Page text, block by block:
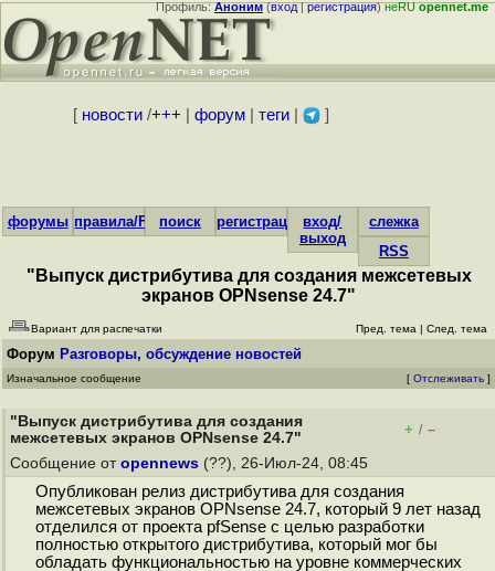
Профиль:Аноним(вход|регистрация)неRUopennet.me
[ новости/+++ форум| теги| ]
форумы правила/FAQпоиск регистрациявход/
выход
слежка
RSS
"Выпуск дистрибутива для создания межсетевых
экранов OPNsense 24.7"
Вариант для распечатки Пред. тема | След. тема
Форум Разговоры, обсуждение новостей
Изначальное сообщение [ Отслеживать ]
"Выпуск дистрибутива для создания
межсетевых экранов OPNsense 24.7"
+ / –
Сообщение от opennews (??), 26-Июл-24, 08:45
Опубликован релиз дистрибутива для создания
межсетевых экранов OPNsense 24.7, который 9 лет назад
отделился от проекта pfSense с целью разработки
полностью открытого дистрибутива, который мог бы
обладать функциональностью на уровне коммерческих